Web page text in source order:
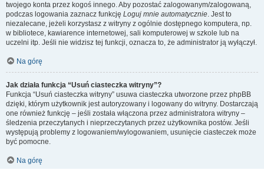
twojego konta przez kogoś innego. Aby pozostać zalogowanym/zalogowaną,
podczas logowania zaznacz funkcję Loguj mnie automatycznie. Jest to
niezalecane, jeżeli korzystasz z witryny z ogólnie dostępnego komputera, np.
w bibliotece, kawiarence internetowej, sali komputerowej w szkole lub na
uczelni itp. Jeśli nie widzisz tej funkcji, oznacza to, że administrator ją wyłączył.
Na górę
Jak działa funkcja “Usuń ciasteczka witryny”?
Funkcja “Usuń ciasteczka witryny” usuwa ciasteczka utworzone przez phpBB
dzięki, którym użytkownik jest autoryzowany i logowany do witryny. Dostarczają
one również funkcję – jeśli została włączona przez administratora witryny –
śledzenia przeczytanych i nieprzeczytanych przez użytkownika postów. Jeśli
występują problemy z logowaniem/wylogowaniem, usunięcie ciasteczek może
być pomocne.
Na górę